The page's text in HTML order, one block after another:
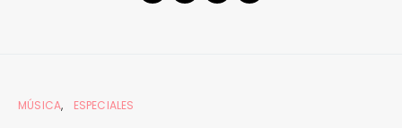
MÚSICA ESPECIALES